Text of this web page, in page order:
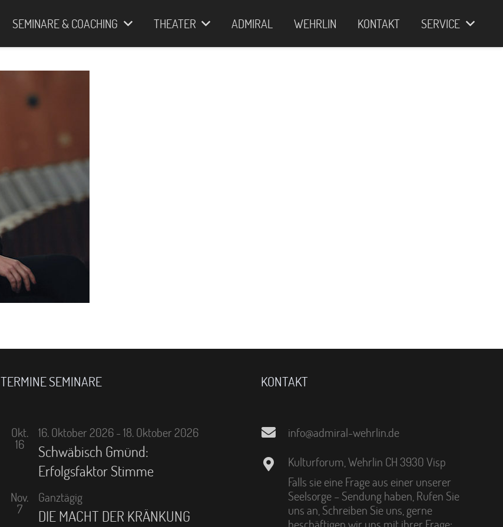
SEMINARE & COACHING THEATER ADMIRAL WEHRLIN KONTAKT SERVICE
TERMINE SEMINARE
Okt.
16
16. Oktober 2026-18. Oktober 2026
Schwäbisch Gmünd:
Erfolgsfaktor Stimme
Nov.
7
Ganztägig
DIE MACHT DER KRÄNKUNG
KONTAKT
info@admiral-wehrlin.de
Kulturforum, Wehrlin CH 3930 Visp
Falls sie eine Frage aus einer unserer
Seelsorge – Sendung haben, Rufen Sie
uns an, Schreiben Sie uns, gerne